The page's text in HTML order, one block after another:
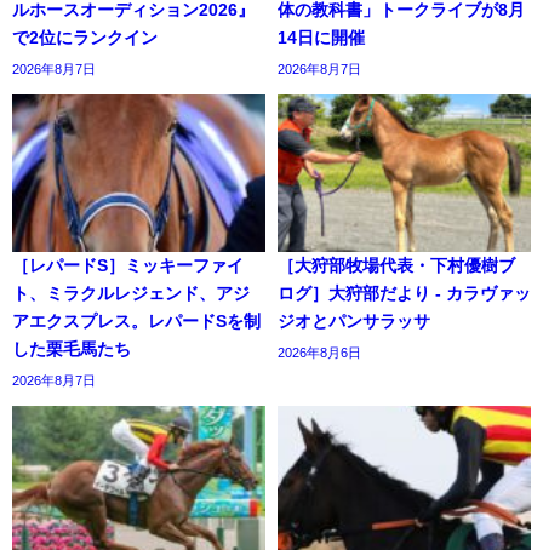
ルホースオーディション2026』
で2位にランクイン
2026年8月7日
体の教科書」トークライブが8月
14日に開催
2026年8月7日
［レパードS］ミッキーファイ
ト、ミラクルレジェンド、アジ
アエクスプレス。レパードSを制
した栗毛馬たち
2026年8月7日
［大狩部牧場代表・下村優樹ブ
ログ］大狩部だより - カラヴァッ
ジオとパンサラッサ
2026年8月6日